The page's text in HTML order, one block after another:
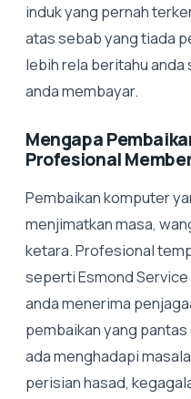
induk yang pernah
atas sebab yang tiada
lebih rela beritahu
anda membayar.
Mengapa
Profesional
Pembaikan komputer
menjimatkan masa,
ketara. Profesional
seperti Esmond
anda menerima
pembaikan yang
ada menghadapi
perisian hasad,